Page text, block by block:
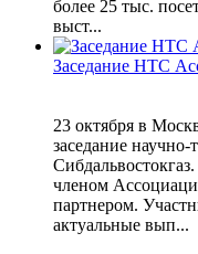
более 25 тыс.
выст...
Заседание НТС
23 октября в
заседание
членом
партнером.
актуальные вып...